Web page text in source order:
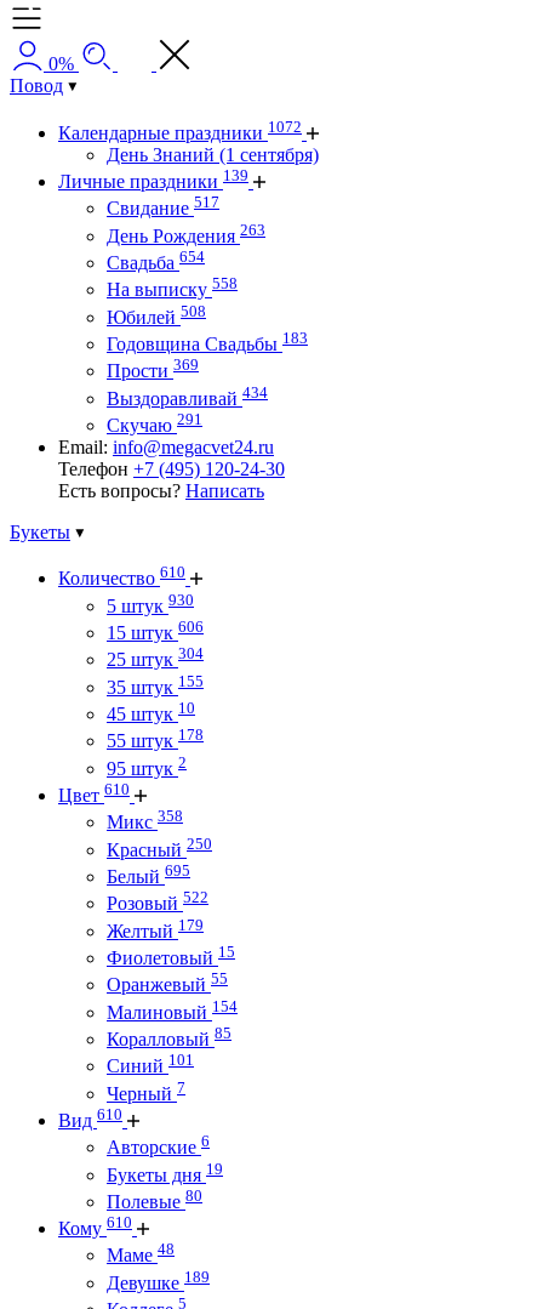
0%
Повод
Календарные праздники 1072
День Знаний (1 сентября)
Личные праздники 139
Свидание 517
День Рождения 263
Свадьба 654
На выписку 558
Юбилей 508
Годовщина Свадьбы 183
Прости 369
Выздоравливай 434
Скучаю 291
Email: info@megacvet24.ru
Телефон +7 (495) 120-24-30
Есть вопросы? Написать
Букеты
Количество 610
5 штук 930
15 штук 606
25 штук 304
35 штук 155
45 штук 10
55 штук 178
95 штук 2
Цвет 610
Микс 358
Красный 250
Белый 695
Розовый 522
Желтый 179
Фиолетовый 15
Оранжевый 55
Малиновый 154
Коралловый 85
Синий 101
Черный 7
Вид 610
Авторские 6
Букеты дня 19
Полевые 80
Кому 610
Маме 48
Девушке 189
5